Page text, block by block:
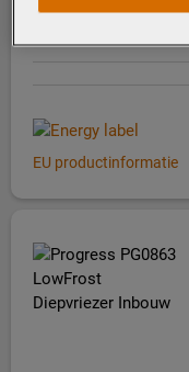
EU productinformatie